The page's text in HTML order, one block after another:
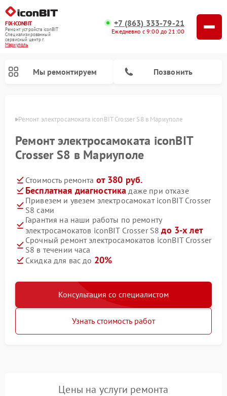
FIX-ICONBIT
Ремонт устройств iconBIT
Специализированный
cервисный центр г.
Мариуполь
+7 (863) 333-79-21
Ежедневно с 9:00 до 21:00
Мы ремонтируем Позвонить
Ремонт электросамоката iconBIT Crosser S8 в Мариуполе
Ремонт электросамоката iconBIT
Crosser S8 в Мариуполе
Стоимость ремонта от 380 руб.
Бесплатная диагностика даже при отказе
Привезем и увезем электросамокат iconBIT Crosser
S8 сами
Гарантия на наши работы по ремонту
электросамокатов iconBIT Crosser S8до 3-х лет
Срочный ремонт электросамокатов iconBIT Crosser
S8 в течении часа
Скидка для вас до 20%
Консультация со специалистом
Узнать стоимость работ
Цены на услуги ремонта